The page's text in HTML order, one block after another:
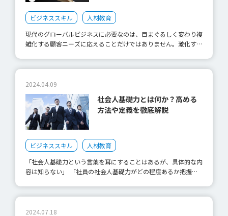
ビジネススキル
人材教育
現代のグローバルビジネスに必要なのは、目まぐるしく変わり複
雑化する顧客ニーズに応えることだけではありません。激化する
ない企業のイノベーション力を育て、成長に変える「イノベーシ
ョンリーダー」の存在について解説します。 なぜイノベーショ
ンリーダーが必要なのか？ イノベーションリーダーというと、
アマゾンのジェフ・ベゾス氏や星野リゾートの星野佳路氏などの
名前が挙がります。 ベゾス氏は、電子書籍端末Kindleを顧客が望
む価値とサービスを一体化させて提供することで、新しい事業構
想を実現しました。そして、当時、技術的には優れた商品を持っ
ていたソニーを引き離すことに成功し、その後も次々と画期的な
顧客体験を提供しています。 星野氏は、現場主導の改革コンセ
プトをまとめることで従業員のモチベーションを高く保ち、新た
に再建させました。 時代のニーズを先取りし、消費者の意識さ
えも変化させるようなイノベーション力が、企業の競争力となる
時代となったのです。そして、既存の戦略やコンセプトを忠実に
2024.04.09
社会人基礎力とは何か？高める
方法や定義を徹底解説
ビジネススキル
人材教育
「社会人基礎力という言葉を耳にすることはあるが、具体的な内
容は知らない」 「社員の社会人基礎力がどの程度あるか把握し
的な内容や自社での高め方は実はあまり知られていません。 今
2024.07.18